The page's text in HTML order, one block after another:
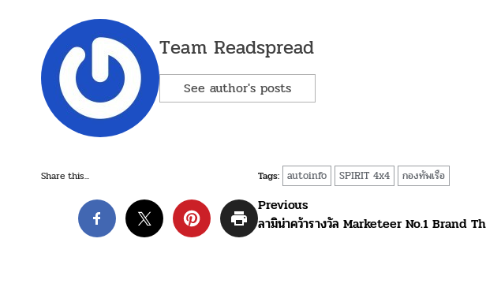
Team Readspread
See author's posts
Share this... Tags: autoinfo SPIRIT 4x4 กองทัพเรือ
Post
navigation
Previous
ลามิน่าคว้ารางวัล Marketeer No.1 Brand